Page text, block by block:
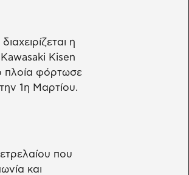
η
Kisen
πλοία φόρτωσε
1η Μαρτίου.
που
και